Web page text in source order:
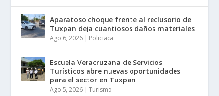
Aparatoso choque frente al reclusorio de
Tuxpan deja cuantiosos daños materiales
Ago 6, 2026 | Policiaca
Escuela Veracruzana de Servicios
Turísticos abre nuevas oportunidades
para el sector en Tuxpan
Ago 5, 2026 |Turismo